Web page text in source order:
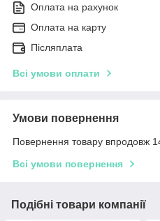
Оплата на рахунок
Оплата на карту
Післяплата
Всі умови оплати
Умови повернення
Повернення товару впродовж
Всі умови повернення
Подібні товари компанії